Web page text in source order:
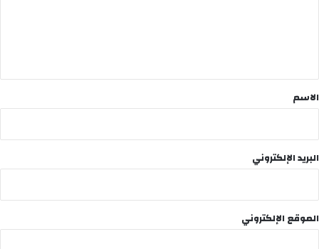
*
الاسم
البريد الإلكتروني
الموقع الإلكتروني